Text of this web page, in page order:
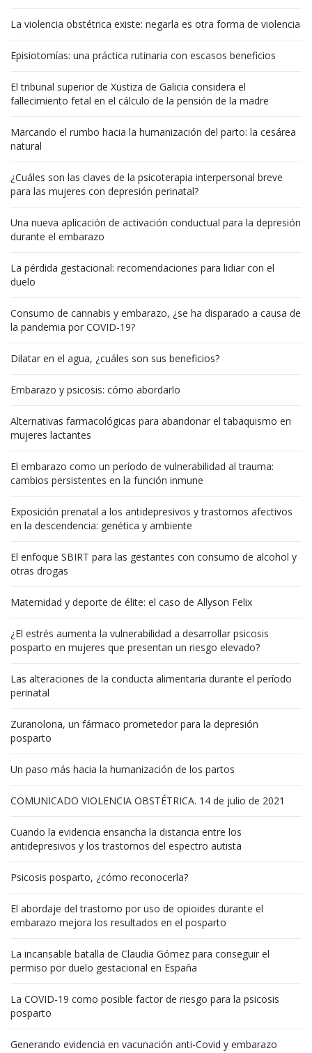
La violencia obstétrica existe: negarla es otra forma de violencia
Episiotomías: una práctica rutinaria con escasos beneficios
El tribunal superior de Xustiza de Galicia considera el
fallecimiento fetal en el cálculo de la pensión de la madre
Marcando el rumbo hacia la humanización del parto: la cesárea
natural
¿Cuáles son las claves de la psicoterapia interpersonal breve
para las mujeres con depresión perinatal?
Una nueva aplicación de activación conductual para la depresión
durante el embarazo
La pérdida gestacional: recomendaciones para lidiar con el
duelo
Consumo de cannabis y embarazo, ¿se ha disparado a causa de
la pandemia por COVID-19?
Dilatar en el agua, ¿cuáles son sus beneficios?
Embarazo y psicosis: cómo abordarlo
Alternativas farmacológicas para abandonar el tabaquismo en
mujeres lactantes
El embarazo como un período de vulnerabilidad al trauma:
cambios persistentes en la función inmune
Exposición prenatal a los antidepresivos y trastornos afectivos
en la descendencia: genética y ambiente
El enfoque SBIRT para las gestantes con consumo de alcohol y
otras drogas
Maternidad y deporte de élite: el caso de Allyson Felix
¿El estrés aumenta la vulnerabilidad a desarrollar psicosis
posparto en mujeres que presentan un riesgo elevado?
Las alteraciones de la conducta alimentaria durante el período
perinatal
Zuranolona, un fármaco prometedor para la depresión
posparto
Un paso más hacia la humanización de los partos
COMUNICADO VIOLENCIA OBSTÉTRICA. 14 de julio de 2021
Cuando la evidencia ensancha la distancia entre los
antidepresivos y los trastornos del espectro autista
Psicosis posparto, ¿cómo reconocerla?
El abordaje del trastorno por uso de opioides durante el
embarazo mejora los resultados en el posparto
La incansable batalla de Claudia Gómez para conseguir el
permiso por duelo gestacional en España
La COVID-19 como posible factor de riesgo para la psicosis
posparto
Generando evidencia en vacunación anti-Covid y embarazo